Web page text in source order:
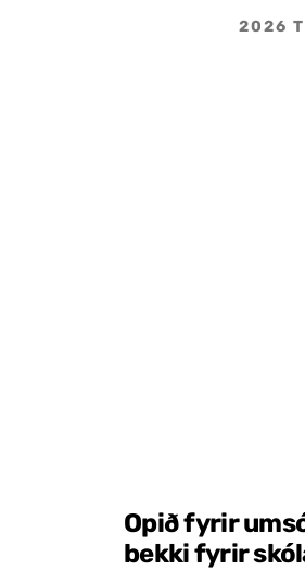
2026
Opið fyrir
bekki fyrir